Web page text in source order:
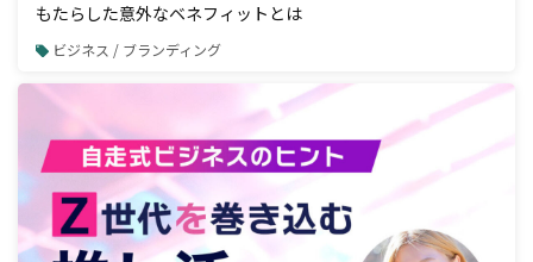
もたらした意外なベネフィットとは
ビジネス / ブランディング